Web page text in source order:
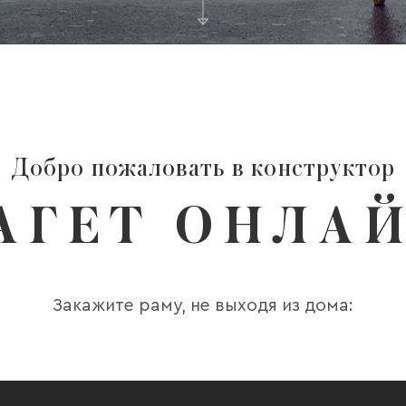
Добро пожаловать в конструктор
ГЕ Т О НЛА
Закажите раму, не выходя из дома: